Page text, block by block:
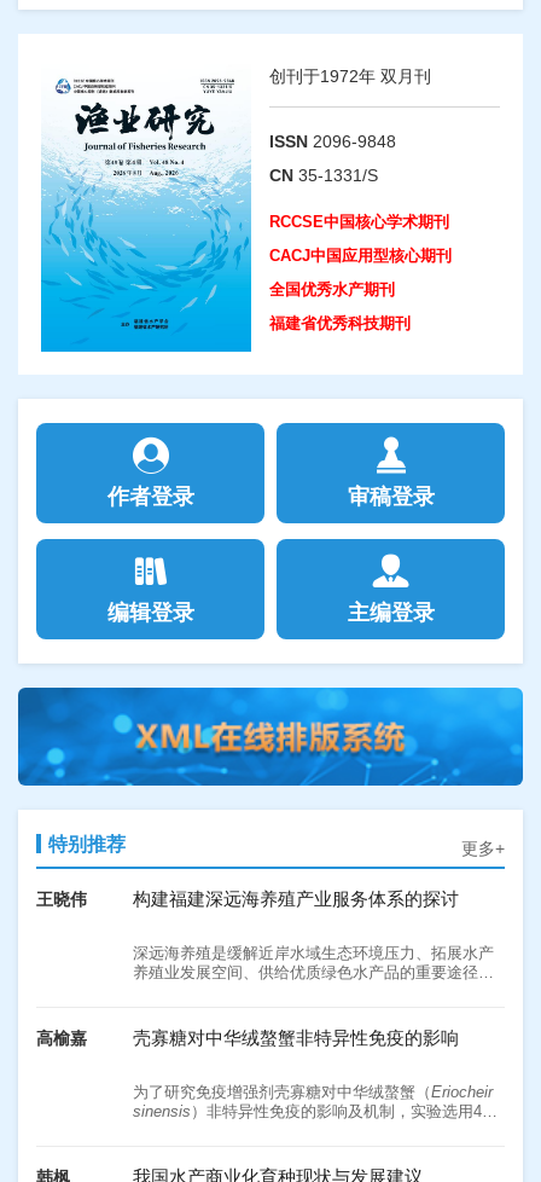
创刊于1972年 双月刊
ISSN 2096-9848
CN 35-1331/S
RCCSE中国核心学术期刊
CACJ中国应用型核心期刊
全国优秀水产期刊
福建省优秀科技期刊
作者登录 审稿登录
编辑登录 主编登录
特别推荐 更多+
研究为壳寡糖在中华绒螯蟹中的应用提供理论支撑。
发投入少、企业规模偏小等方面。因此,本文提出通过
从育种对象、育种流程两方面差异化制定育种创新策
我国水产种业竞争力,促进水产商业化育种发展。
3
18;养殖期为2022年7月23日至9月10日，为期50 d。通
vannamei）生长性能及其水质指标差异，探究循环水
养殖模式在养殖生产上的可行性。结果显示，RAG平
均水温显著高于IAG（P<0.05）,溶解氧浓度较IAG高
2.45%;养殖期RAG氨氮极显著低于IAG（P<0.01）,系
统成熟稳定（12 d）后亚硝态氮较IAG低24.29%;RAG
虽成活率较IAG低2.17%,但收获个体质量、单位水体
产量、特定生长率、增重率均高于IAG;RAG的摄食率
和饵料系数低于IAG,但未表现出显著性差异
（P>0.05）,各组的特定生长率与几何平均体质量均表
现出显著的负相关关系（P<0.05）。综合表明，循环
水养殖模式可有效控制关键水质因子指标并使其处于
较低水平，对节约水资源及保护环境具有重要作用。
此外，在养殖生产实践中，循环水养殖模式对凡纳滨
对虾的生长及产量提高也具有一定的促进作用，具备
淡水与海水养殖的暗纹东方鲀
(
Takifuguobscurus)幼鱼的生长、生化指标和消
化酶活力的差异
本文通过比较暗纹东方鲀(
淡水与海水养殖期间的个体生长指标,测定消化酶和非
特异性免疫酶活性、肌肉生化组分,探讨淡水养殖对其
生长和生理的影响。结果表明,淡、海水养殖的暗纹东
方鲀幼鱼的体长、体质量增长受养殖水盐度的影响极
显著(P<0.01),淡水组幼鱼生长指标优于海水组;淡水组
暗纹东方鲀幼鱼钠-钾ATP酶(Na +/K+-ATPase)活力显
著小于海水组,溶菌酶(LZM)活力显著大于海水组
(P<0.05);抗氧化酶活力、消化酶活力和肌肉生化组分
在淡、海水组之间无显著差异(P>0.05)。相较于海水
养殖,淡水养殖更有利于暗纹东方鲀的生长。本研究结
果可以为暗纹东方鲀淡水规模化健康养殖提供科学数
据。
谢瑞涛
饲料脂肪水平对杉虎斑幼鱼生长性能、体成
分、血清生化指标和肝脏酶活性的影响
目的
为探讨饲料中不同脂肪水平对杉虎斑（褐点石斑鱼
清水石斑鱼♂，
Epinephelus fuscoguttatus ♀ × E.
polyphekadion
♂）幼鱼生长性能、体成分和生化指标
方法
以鱼油为主要脂肪源，配制5种脂肪水平分别为5.86%
体质量为7.16 g左右的杉虎斑幼鱼，随机分为5组，每
组3个重复，每个重复20尾鱼，开展为期56 d的投喂实
显著最低（P<0.05）。2）饲料脂肪水平对杉虎斑全
鱼和肌肉水分含量影响不显著，全鱼和肌肉粗脂肪含
量随脂肪水平的升高而逐渐升高，全鱼粗蛋白含量随
脂肪水平的升高而逐渐降低。3）血清总蛋白、白蛋
白、低密度脂蛋白含量均随饲料脂肪水平的升高而降
低，血清葡萄糖、甘油三酯、总胆固醇、高密度脂蛋
白含量以及谷丙转氨酶和谷草转氨酶活性随饲料脂肪
水平的升高而升高。4）当饲料脂肪水平从5.86%上升
到9.72%时，杉虎斑幼鱼肝脏超氧化物歧化酶、过氧
化氢酶和溶菌酶活性均逐渐升高；当饲料脂肪水平超
水平超过11.74%时，超氧化物歧化酶活性开始降低。
5）分别以增重率和饲料系数为评价指标，进行二次多
本研究条件下，杉虎斑幼鱼饲料中脂肪的建议添加量
为9.77%~10.39%。
意义
本研究结果可为杉虎斑幼鱼精准、高效配合饲料的开
发提供参考依据。
背景
生物。同时，牡蛎在富集大量铜、锌后仍能正常存
活，表现出超强的金属耐受能力。牡蛎对金属的富集
能力存在显著的个体差异，是一种数量性状。目前已
有采用富集动力学和全基因组关联分析等方法对牡蛎
金属富集能力差异的机制进行解析的研究。但富集能
目的
探究不同金属富集能力的福建牡蛎在不同发育阶段对
铜、锌耐受性的差异。
方法
本研究利用福建牡蛎（ Crassostrea angulata
富集品系和低铜锌富集品系开展实验，测定不同品系
福建牡蛎亲本的金属含量，并对两者D形幼体和6月龄
成体进行铜、锌急性毒性实验，计算半致死浓度
（LC
结果
两品系间亲本的铜、锌含量均有显著差异；在D形幼体
期，低富集品系幼体24 h的锌LC
显著低于高富集品
系幼体，24 h铜LC
在两个品系中无显著差异，即高
富集品系对锌的耐受性显著强于低富集品系，但两个
品系对铜的耐受性无明显差异；在成体期，高富集品
系成体96 h的铜、锌LC50均高于低富集品系，即高富
结论
福建牡蛎铜、锌富集能力越高，其耐受能力也越强，
但受到了金属种类和生长发育阶段的影响，并且推测
牡蛎在应对金属胁迫时，金属区域化隔离的解毒效率
更高，也更适应环境的压力。
意义
本研究为探讨牡蛎金属富集能力与其耐受性间的联系
奠定基础，并进一步为解析牡蛎金属富集和解毒机制
提供参考。另外，研究牡蛎金属富集及耐受现象对保
仿刺参南移养殖温度耐受性相关基因的差异表
达分析
本研究将仿刺参幼苗从北方南移至福建进行养殖，在
自然水温下饲养1年，并作为南移福建养殖的实验组，
同时以北方相同苗龄的仿刺参作为对照组，比较两组
2、3 h后的实验组和对照组仿刺参的HSP90a、
gp96、HSP70、HSP26
℃，实验组和对照组仿刺参的半致死温度分别为
33.1、31.9 ℃，表明高温驯化能够提高仿刺参的耐热
能力。2）实验组与对照组仿刺参的5种温度耐受性相
关基因的表达存在差异。在30 ℃高温刺激下，对照组
仿刺参的HSP90a、gp96、HSP70、HSP26基因表达
在温度刺激1、2 h后没有明显增加，而刺激3 h后才出
现上调，表达量分别达到（9.801±1.303）、
gp96、HSP70、HSP26表达在温度刺激1 h后即出现
（20.019±6.224）、（218.750±78.701）、
关基因的上调时间早于对照组，表明实验组仿刺参对
外界高温的适应能力强于对照组。因此，高温驯化后
的仿刺参能够更早地对外界高温变化做出反应。
双碳背景下国内外主流低碳水产养殖技术发展
现状及对策研究
究并探索低碳水产养殖技术具有重要的现实意义。本
文以低碳发展理念为基础、双碳目标为背景，分析了
国内外低碳水产养殖技术发展的现状及动态，探讨了
中国低碳水产养殖技术发展亟待解决的问题，并结合
中国国情在创新低碳技术、完善政策法规、构建专业
人才等方面提出了相关对策建议，旨在为有效减少中
量绿色转型提供科学参考，为实现中国双碳愿景贡献
力量。
张甜甜 小球藻的基因工程改造研究进展
小球藻是一种可以利用阳光和二氧化碳进行光合生长
料和其他高附加值产品，在水产养殖、食品、能源和
环境等领域均有重要应用。随着基因工程技术的发
展，小球藻分子水平方面的研究和应用逐渐受到关
注，对其进行特定的遗传改造也成为了可能。本文通
表达等四个方面进行总结归纳，阐述了小球藻在基因
工程改造领域中的应用和仍存在的难题，期望为小球
王晓伟 构建福建深远海养殖产业服务体系的探讨
深远海养殖是缓解近岸水域生态环境压力、拓展水产
养殖业发展空间、供给优质绿色水产品的重要途径。
2023年）》，研究破解深远海养殖产业技术，打造全
产业链，建立和完善产业服务体系，探索海水养殖新
展需求，坚持问题导向，提出了三个环节六个服务系
统的深远海养殖产业发展服务体系，即产前环节的基
建设服务、加工流通服务，并给出了构建服务体系的
高榆嘉 壳寡糖对中华绒螯蟹非特异性免疫的影响
为了研究免疫增强剂壳寡糖对中华绒螯蟹（Eriocheir
sinensis ）非特异性免疫的影响及机制，实验选用45
照组）、50、200 μg·mL
的壳寡糖0.1 mL，24 h后收
韩枫 我国水产商业化育种现状与发展建议